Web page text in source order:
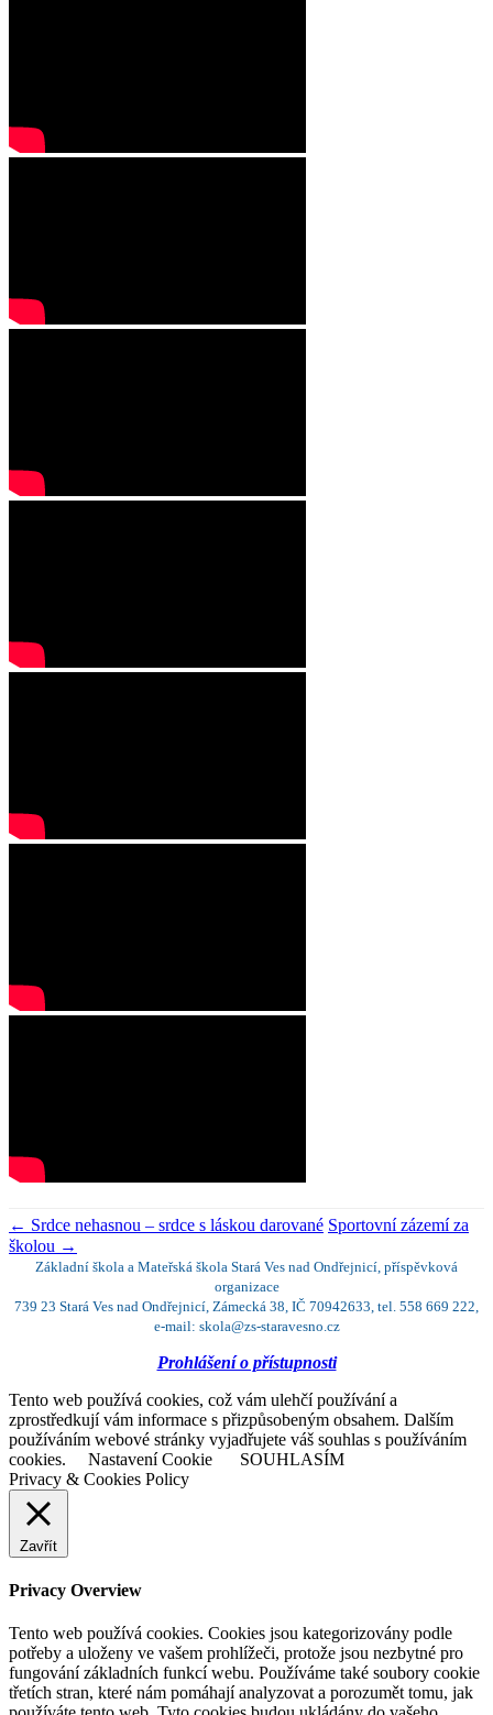
← Srdce nehasnou – srdce s láskou darované Sportovní zázemí za
školou →
Základní škola a Mateřská škola Stará Ves nad Ondřejnicí, příspěvková
organizace
739 23 Stará Ves nad Ondřejnicí, Zámecká 38, IČ 70942633, tel. 558 669 222,
e-mail: skola@zs-staravesno.cz
Prohlášení o přístupnosti
Tento web používá cookies, což vám ulehčí používání a
zprostředkují vám informace s přizpůsobeným obsahem. Dalším
používáním webové stránky vyjadřujete váš souhlas s používáním
cookies.
Nastavení Cookie
SOUHLASÍM
Privacy & Cookies Policy
Zavřít
Privacy Overview
Tento web používá cookies. Cookies jsou kategorizovány podle
potřeby a uloženy ve vašem prohlížeči, protože jsou nezbytné pro
fungování základních funkcí webu. Používáme také soubory cookie
třetích stran, které nám pomáhají analyzovat a porozumět tomu, jak